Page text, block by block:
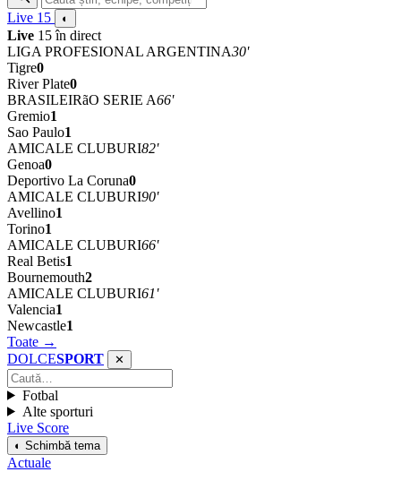
Live 15 ◐
Live 15 în direct
LIGA PROFESIONAL ARGENTINA30'
Tigre0
River Plate0
BRASILEIRãO SERIE A66'
Gremio1
Sao Paulo1
AMICALE CLUBURI82'
Genoa0
Deportivo La Coruna0
AMICALE CLUBURI90'
Avellino1
Torino1
AMICALE CLUBURI66'
Real Betis1
Bournemouth2
AMICALE CLUBURI61'
Valencia1
Newcastle1
Toate →
DOLCESPORT ✕
Fotbal
Alte sporturi
Live Score
◐ Schimbă tema
Actuale